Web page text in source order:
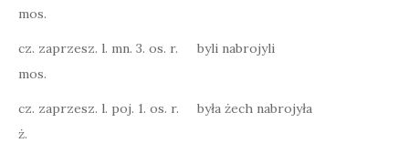
mos.
cz. zaprzesz. l. mn. 3. os. r.
mos.
byli nabrojyli
cz. zaprzesz. l. poj. 1. os. r.
ż.
była żech nabrojyła